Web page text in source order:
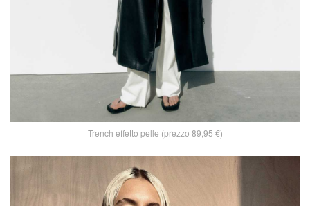
Trench effetto pelle (prezzo 89,95 €)